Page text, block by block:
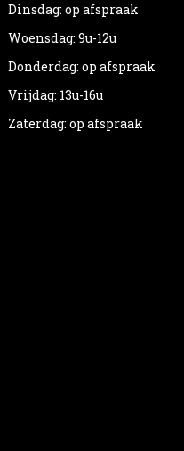
Dinsdag: op afspraak
Woensdag: 9u-12u
Donderdag: op afspraak
Vrijdag: 13u-16u
Zaterdag: op afspraak